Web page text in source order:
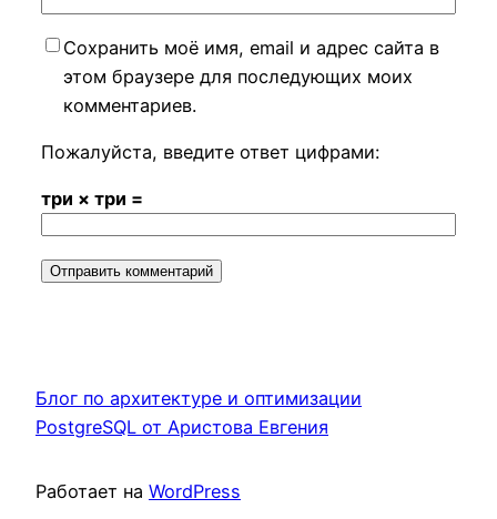
Сохранить моё имя, email и адрес сайта в
этом браузере для последующих моих
комментариев.
Пожалуйста, введите ответ цифрами:
три × три =
Блог по архитектуре и оптимизации
PostgreSQL от Аристова Евгения
Работает на WordPress